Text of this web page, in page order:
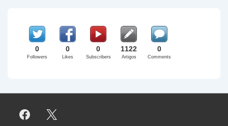
0
Followers
0
Likes
0
Subscribers
1122
Artigos
0
Comments